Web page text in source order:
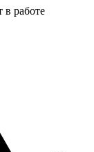
в работе